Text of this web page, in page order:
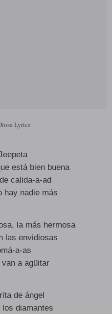
Lyrics
está bien buena
calida-a-ad
hay nadie más
la más hermosa
las envidiosas
a-as
a agüitar
de ángel
diamantes